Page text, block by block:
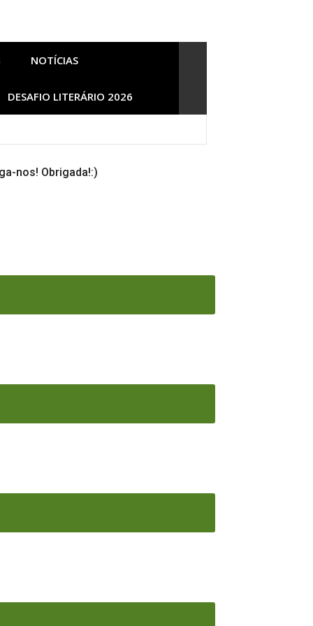
NOTÍCIAS
DESAFIO LITERÁRIO 2026
e mais]
nos! Obrigada!:)